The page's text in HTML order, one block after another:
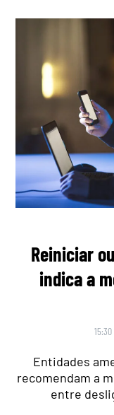
Reiniciar
indica a
Entidades
recomendam a
entre